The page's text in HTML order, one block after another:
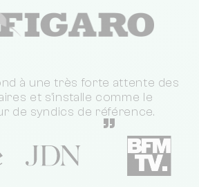
à une très forte attente des
et s'installe comme le
de syndics de référence.
”